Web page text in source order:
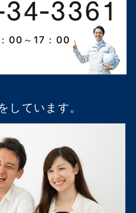
00～17：00
しています。